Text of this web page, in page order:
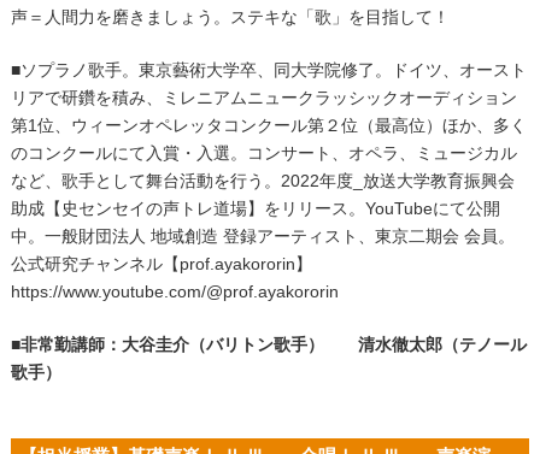
声＝人間力を磨きましょう。ステキな「歌」を目指して！
■ソプラノ歌手。東京藝術大学卒、同大学院修了。ドイツ、オースト
リアで研鑽を積み、ミレニアムニュークラッシックオーディション
第1位、ウィーンオペレッタコンクール第２位（最高位）ほか、多く
のコンクールにて入賞・入選。コンサート、オペラ、ミュージカル
など、歌手として舞台活動を行う。2022年度_放送大学教育振興会
助成【史センセイの声トレ道場】をリリース。YouTubeにて公開
中。一般財団法人 地域創造 登録アーティスト、東京二期会 会員。
公式研究チャンネル【prof.ayakororin】
https://www.youtube.com/@prof.ayakororin
■非常勤講師： 大谷圭介（バリトン歌手） 清水徹太郎（テノール
歌手）